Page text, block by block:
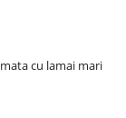
cu lamai mari